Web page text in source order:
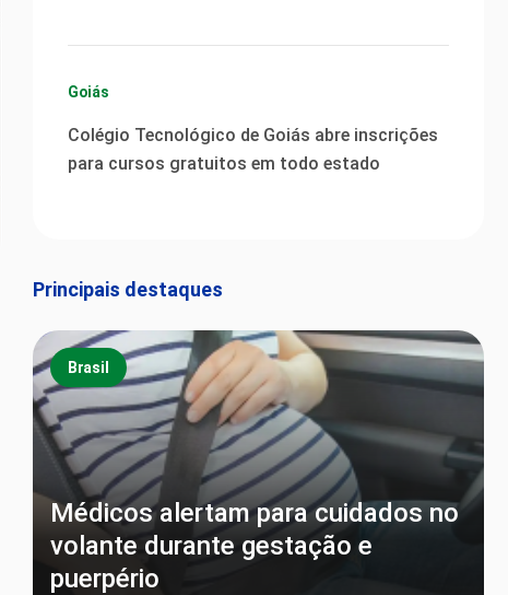
Goiás
Colégio Tecnológico de Goiás abre inscrições
para cursos gratuitos em todo estado
Principais destaques
Brasil
Médicos alertam para cuidados no
volante durante gestação e
puerpério